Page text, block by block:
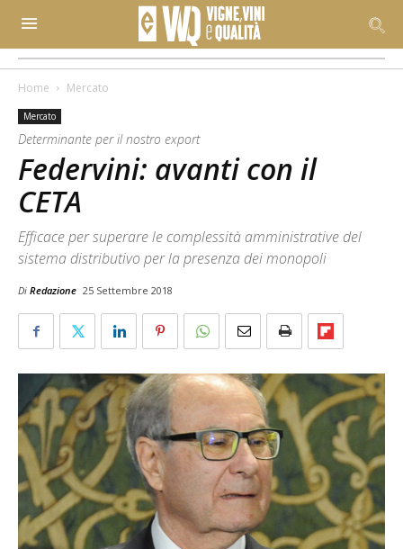
Home Mercato
Mercato
Determinante per il nostro export
Federvini: avanti con il
CETA
Efficace per superare le complessità amministrative del
sistema distributivo per la presenza dei monopoli
Di Redazione 25 Settembre 2018